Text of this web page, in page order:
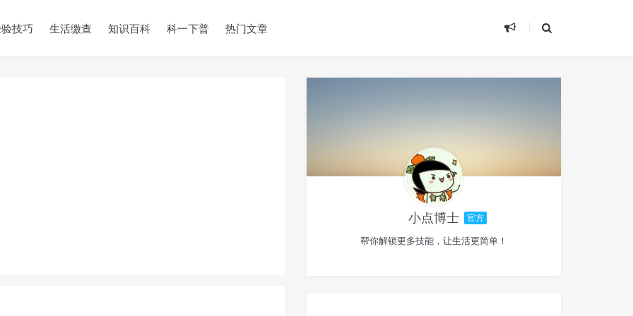
技巧 生活缴查 知识百科 科一下普 热门文章
小点博士 官方
帮你解锁更多技能，让生活更简单！